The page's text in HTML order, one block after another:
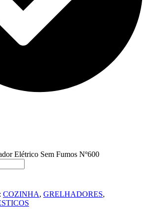
Elétrico Sem Fumos Nº600
COZINHA, GRELHADORES,